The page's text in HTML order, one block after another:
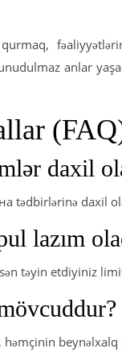
anlar
daxil
tədbirlərinə daxil
lazım
təyin etdiyiniz
həmçinin